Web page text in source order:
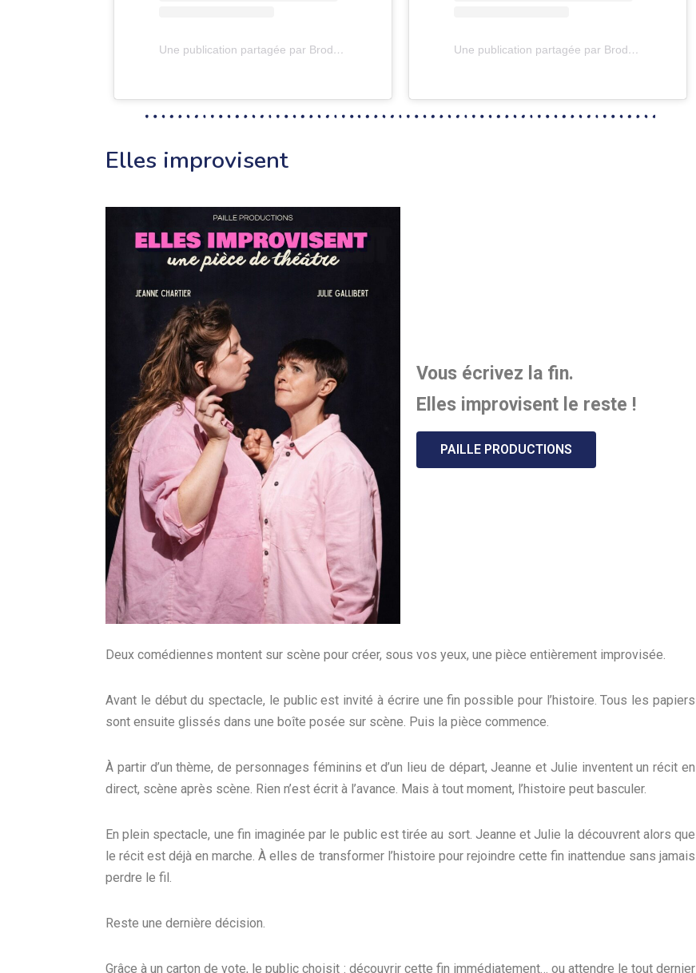
Une publication partagée par Broder impro (@broderimpro) Une publication partagée par Broder impro (@broderimpro)
Elles improvisent
Vous écrivez la fin.
Elles improvisent le reste !
PAILLE PRODUCTIONS
Deux comédiennes montent sur scène pour créer, sous vos yeux, une pièce entièrement improvisée.
Avant le début du spectacle, le public est invité à écrire une fin possible pour l’histoire. Tous les papiers
sont ensuite glissés dans une boîte posée sur scène. Puis la pièce commence.
À partir d’un thème, de personnages féminins et d’un lieu de départ, Jeanne et Julie inventent un récit en
direct, scène après scène. Rien n’est écrit à l’avance. Mais à tout moment, l’histoire peut basculer.
En plein spectacle, une fin imaginée par le public est tirée au sort. Jeanne et Julie la découvrent alors que
le récit est déjà en marche. À elles de transformer l’histoire pour rejoindre cette fin inattendue sans jamais
perdre le fil.
Reste une dernière décision.
Grâce à un carton de vote, le public choisit : découvrir cette fin immédiatement… ou attendre le tout dernier